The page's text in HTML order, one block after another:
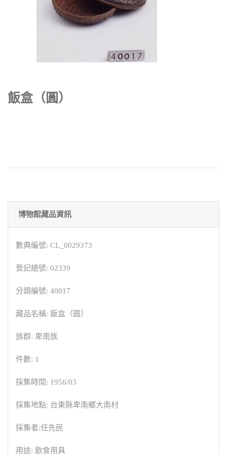
飯盒（圓）
博物館藏品資訊
數典編號: CL_0029373
登記總號: 02339
分類編號: 40017
藏品名稱: 飯盒（圓）
族群: 卑南族
件數: 1
採集時間: 1956/03
採集地點: 台東縣卑南鄉大南村
採集者:任先民
用途: 飲食用具